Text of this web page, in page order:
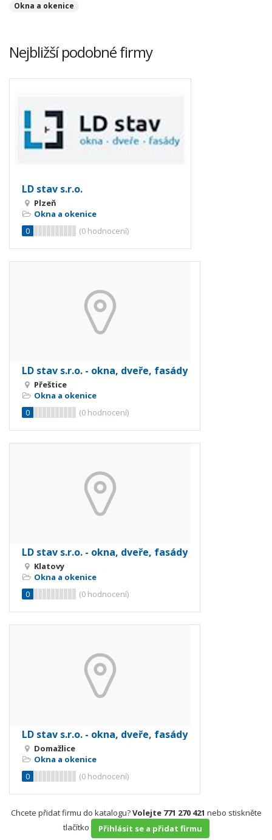
Okna a okenice
Nejbližší podobné firmy
LD stav s.r.o.
Plzeň
Okna a okenice
0
(0 hodnocení)
LD stav s.r.o. - okna, dveře, fasády
Přeštice
Okna a okenice
0
(0 hodnocení)
LD stav s.r.o. - okna, dveře, fasády
Klatovy
Okna a okenice
0
(0 hodnocení)
LD stav s.r.o. - okna, dveře, fasády
Domažlice
Okna a okenice
0
(0 hodnocení)
Chcete přidat firmu do katalogu?Volejte 771 270 421 nebo stiskněte
tlačítko
Přihlásit se a přidat firmu